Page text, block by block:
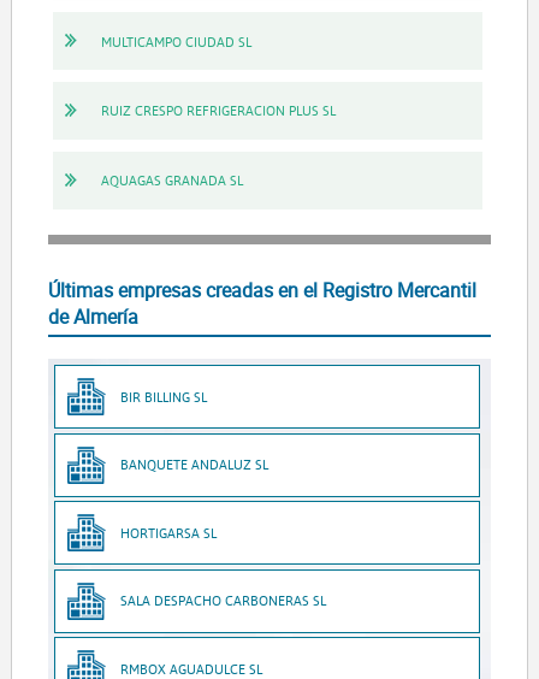
MULTICAMPO CIUDAD SL
RUIZ CRESPO REFRIGERACION PLUS SL
AQUAGAS GRANADA SL
Últimas empresas creadas en el Registro Mercantil
de Almería
BIR BILLING SL
BANQUETE ANDALUZ SL
HORTIGARSA SL
SALA DESPACHO CARBONERAS SL
RMBOX AGUADULCE SL